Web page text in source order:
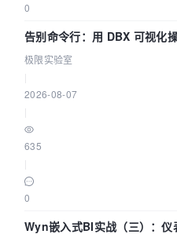
0
告别命令行：用 DBX 可视化
极限实验室
2026-08-07
635
0
Wyn嵌入式BI实战（三）：